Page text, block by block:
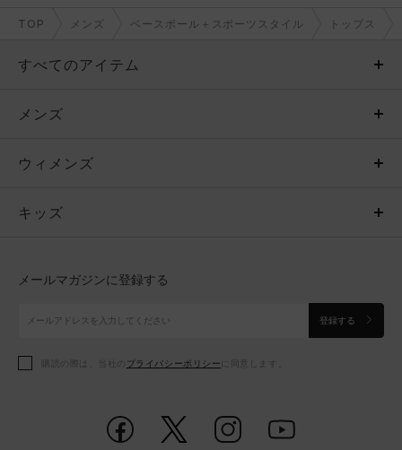
TOP メンズ ベースボール＋スポーツスタイル トップス
すべてのアイテム
メンズ
ウィメンズ
キッズ
アクセサリー
メンズ
トップス
ボトムス
アクセサリー
ウィメンズ
トップス
シューズ
アクセサリー
キッズ
シューズ
メールマガジンに登録する
登録する
購読の際は、当社の プライバシーポリシー に同意します。